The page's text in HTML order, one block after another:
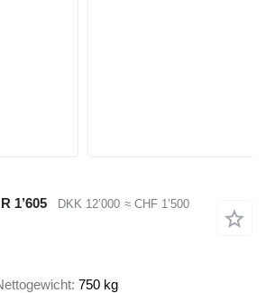
1’605
DKK 12’000 ≈ CHF 1’500
750 kg